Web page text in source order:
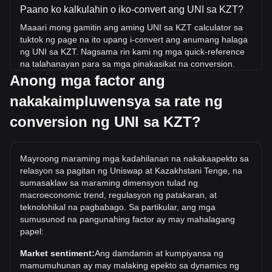
Paano ko kalkulahin o iko-convert ang UNI sa KZT?
Maaari mong gamitin ang aming UNI sa KZT calculator sa
tuktok ng page na ito upang i-convert ang anumang halaga
ng UNI sa KZT. Nagsama rin kami ng mga quick-reference
na talahanayan para sa mga pinakasikat na conversion.
Halimbawa, ang 5 KZT ay katumbas ng 0.002679 UNI,
habang ang 5 UNI ay nagkakahalaga ng 9,330.7KZT.
Ano ang pinakamataas na presyo ng UNI/KZT sa
kasaysayan?
ay nananatiling upang makita kung ang halaga ng 1
UNI/KZT ay lalampas sa kasalukuyang mataas sa lahat ng
oras.
Ano ang trend ng presyo ng Uniswap sa KZT?
Sa nakalipas na 7 araw, bumaba ng 5.74% ang exchange
rate ng Uniswap (UNI). Sa nakalipas na buwan, ang
laban sa Kazakhstani Tenge (KZT).
Anong mga factor ang
nakakaimpluwensya sa rate ng
conversion ng UNI sa KZT?
Mayroong maraming mga kadahilanan na nakakaapekto sa
relasyon sa pagitan ng Uniswap at Kazakhstani Tenge, na
sumasaklaw sa maraming dimensyon tulad ng
macroeconomic trend, regulasyon ng patakaran, at
teknolohikal na pagbabago. Sa partikular, ang mga
sumusunod na pangunahing factor ay may mahalagang
papel:
Market sentiment:Ang damdamin at kumpiyansa ng
mamumuhunan ay may malaking epekto sa dynamics ng